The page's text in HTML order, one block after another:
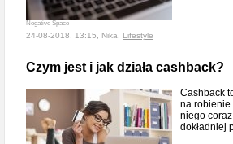
Negative Space
24-08-2018, 13:15, Nika, Lifestyle
Czym jest i jak działa cashback?
Cashback
na robienie
niego
dokładniej